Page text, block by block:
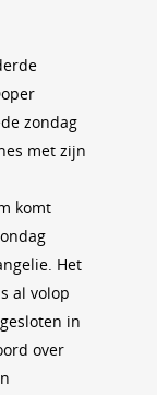
zondag
met zijn
komt
Het
al volop
in
over